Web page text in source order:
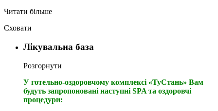
Читати більше
Сховати
Лікувальна база
Розгорнути
У готельно-оздоровчому комплексі «ТуСтань» Вам
будуть запропоновані наступні SPA та оздоровчі
процедури: